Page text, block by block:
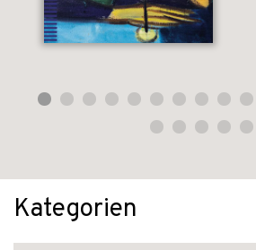
Kategorien